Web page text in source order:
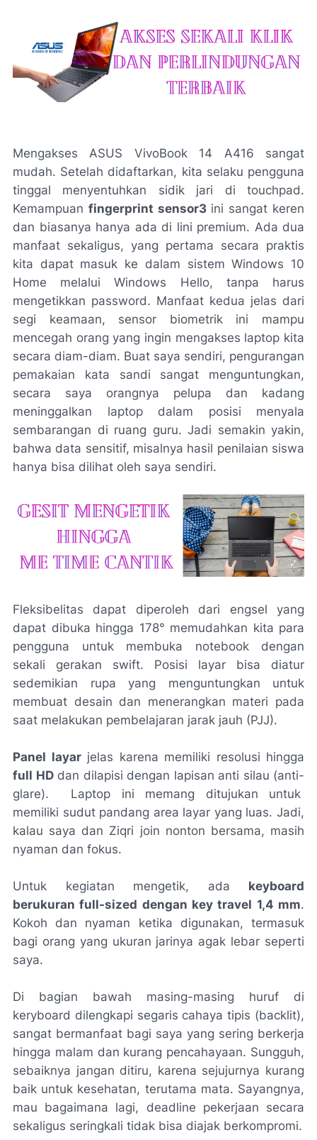
Mengakses ASUS VivoBook 14 A416 sangat
mudah. Setelah didaftarkan, kita selaku pengguna
tinggal menyentuhkan sidik jari di touchpad.
Kemampuan fingerprint sensor3 ini sangat keren
dan biasanya hanya ada di lini premium. Ada dua
manfaat sekaligus, yang pertama secara praktis
kita dapat masuk ke dalam sistemWindows 10
Home melaluiWindows Hello, tanpa harus
mengetikkan password. Manfaat kedua jelas dari
segi keamaan, sensor biometrik ini mampu
mencegah orang yang ingin mengakses laptop kita
secara diam-diam. Buat saya sendiri, pengurangan
pemakaian kata sandi sangat menguntungkan,
secara saya orangnya pelupa dan kadang
meninggalkan laptop dalam posisi menyala
sembarangan di ruang guru. Jadi semakin yakin,
bahwa data sensitif, misalnya hasil penilaian siswa
hanya bisa dilihat oleh saya sendiri.
Fleksibelitas dapat diperoleh dari engsel yang
dapat dibuka hingga 178° memudahkan kita para
pengguna untuk membuka notebook dengan
sekali gerakan swift. Posisi layar bisa diatur
sedemikian rupa yang menguntungkan untuk
membuat desain dan menerangkan materi pada
saat melakukan pembelajaran jarak jauh (PJJ).
Panel layarjelas karena memiliki resolusi hingga
full HDdan dilapisi dengan lapisan anti silau (anti-
glare). Laptop ini memang ditujukan untuk
memiliki sudut pandang area layar yang luas. Jadi,
kalau saya dan Ziqri join nonton bersama, masih
nyaman dan fokus.
Untuk kegiatan mengetik, ada keyboard
berukuranfull-sized dengan key travel 1,4 mm.
Kokoh dan nyaman ketika digunakan, termasuk
bagi orang yang ukuran jarinya agak lebar seperti
saya.
Di bagian bawah masing-masing huruf di
keryboard dilengkapi segaris cahaya tipis (backlit),
sangat bermanfaat bagi saya yang sering berkerja
hingga malam dan kurang pencahayaan. Sungguh,
sebaiknya jangan ditiru, karena sejujurnya kurang
baik untuk kesehatan, terutama mata. Sayangnya,
mau bagaimana lagi, deadline pekerjaan secara
sekaligus seringkali tidak bisa diajak berkompromi.